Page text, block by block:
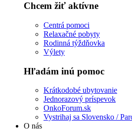
Chcem žiť aktívne
Centrá pomoci
Relaxačné pobyty
Rodinná týždňovka
Výlety
Hľadám inú pomoc
Krátkodobé ubytovanie
Jednorazový príspevok
OnkoForum.sk
Vystrihaj sa Slovensko /
O nás